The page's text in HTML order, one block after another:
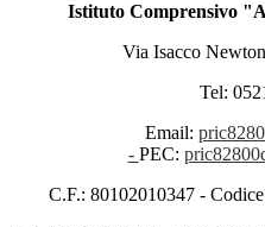
Istituto Comprensivo
Via Isacco
Tel:
Email:
- PEC:
C.F.: 80102010347 -